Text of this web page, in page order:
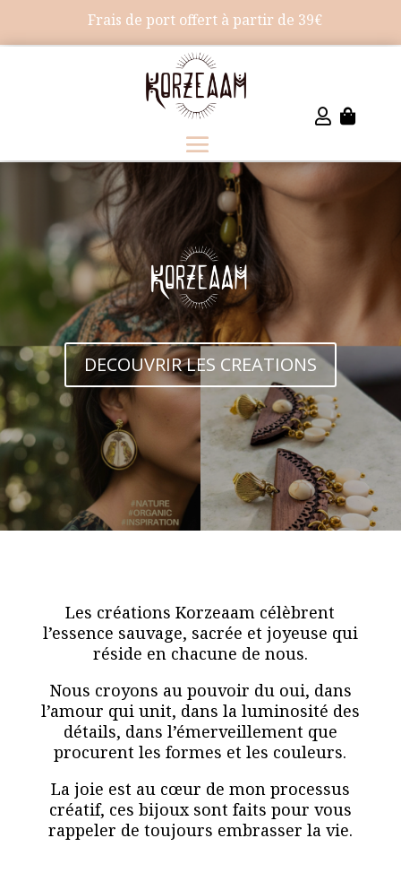
Frais de port offert à partir de 39€
 
DECOUVRIR LES CREATIONS
Les créations Korzeaam célèbrent
l’essence sauvage, sacrée et joyeuse qui
réside en chacune de nous.
Nous croyons au pouvoir du oui, dans
l’amour qui unit, dans la luminosité des
détails, dans l’émerveillement que
procurent les formes et les couleurs.
La joie est au cœur de mon processus
créatif, ces bijoux sont faits pour vous
rappeler de toujours embrasser la vie.